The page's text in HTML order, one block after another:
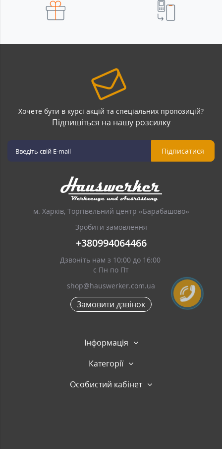
Хочете бути в курсі акцій та спеціальних пропозицій?
Підпишіться на нашу розсилку
Підписатися
м. Харків, Торгівельний центр «Барабашово»
Зробити замовлення
+380994064466
Дзвоніть нам з 10:00 до 16:00
с Пн по Пт
shop@hauswerker.com.ua
Замовити дзвінок
Інформація
Категорії
Особистий кабінет